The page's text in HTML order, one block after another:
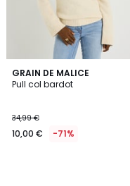
GRAIN DE MALICE
Pull col bardot
34,99 €
10,00 € -71%